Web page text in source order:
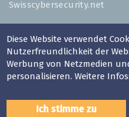
Swisscybersecurity.net
Impressum
AGB
Nutzungsbestimmungen
Datenschutzerklärung
Diese Website verwendet
Nutzerfreundlichkeit der
Werbung von Netzmedien
personalisieren. Weitere Infos:
Ich stimme zu